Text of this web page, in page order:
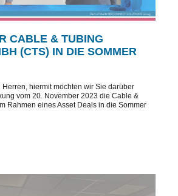
CABLE & TUBING
(CTS) IN DIE SOMMER
hiermit möchten wir Sie darüber
vom 20. November 2023 die Cable &
Rahmen eines Asset Deals in die Sommer